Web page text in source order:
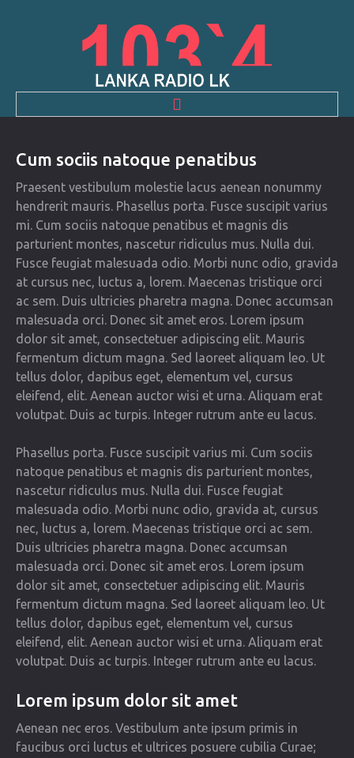
NEWS & EVENTS
CONTACTS
ABOUT US
Cum sociis natoque penatibus
Praesent vestibulum molestie lacus aenean nonummy
hendrerit mauris. Phasellus porta. Fusce suscipit varius
mi. Cum sociis natoque penatibus et magnis dis
parturient montes, nascetur ridiculus mus. Nulla dui.
Fusce feugiat malesuada odio. Morbi nunc odio, gravida
at cursus nec, luctus a, lorem. Maecenas tristique orci
ac sem. Duis ultricies pharetra magna. Donec accumsan
malesuada orci. Donec sit amet eros. Lorem ipsum
dolor sit amet, consectetuer adipiscing elit. Mauris
fermentum dictum magna. Sed laoreet aliquam leo. Ut
tellus dolor, dapibus eget, elementum vel, cursus
eleifend, elit. Aenean auctor wisi et urna. Aliquam erat
volutpat. Duis ac turpis. Integer rutrum ante eu lacus.
Phasellus porta. Fusce suscipit varius mi. Cum sociis
natoque penatibus et magnis dis parturient montes,
nascetur ridiculus mus. Nulla dui. Fusce feugiat
malesuada odio. Morbi nunc odio, gravida at, cursus
nec, luctus a, lorem. Maecenas tristique orci ac sem.
Duis ultricies pharetra magna. Donec accumsan
malesuada orci. Donec sit amet eros. Lorem ipsum
dolor sit amet, consectetuer adipiscing elit. Mauris
fermentum dictum magna. Sed laoreet aliquam leo. Ut
tellus dolor, dapibus eget, elementum vel, cursus
eleifend, elit. Aenean auctor wisi et urna. Aliquam erat
volutpat. Duis ac turpis. Integer rutrum ante eu lacus.
Lorem ipsum dolor sit amet
Aenean nec eros. Vestibulum ante ipsum primis in
faucibus orci luctus et ultrices posuere cubilia Curae;